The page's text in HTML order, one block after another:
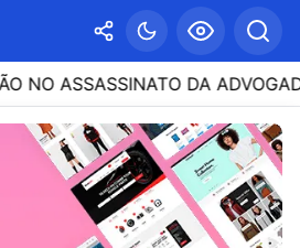
DA ADVOGADA